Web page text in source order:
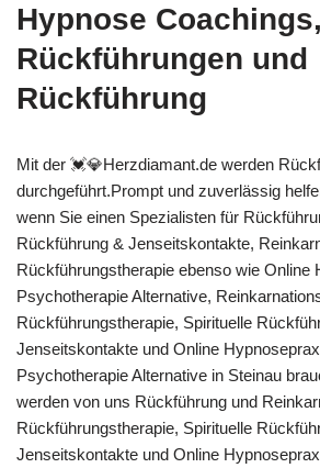
Hypnose Coachings,
Rückführungen und
Rückführung
Mit der 💓️💎Herzdiamant.de werden
durchgeführt.Prompt und zuverlässig
wenn Sie einen Spezialisten für
Rückführung & Jenseitskontakte,
Rückführungstherapie ebenso wie Online
Psychotherapie Alternative,
Rückführungstherapie, Spirituelle
Jenseitskontakte und Online
Psychotherapie Alternative in Steinau
werden von uns Rückführung und
Rückführungstherapie, Spirituelle
Jenseitskontakte und Online